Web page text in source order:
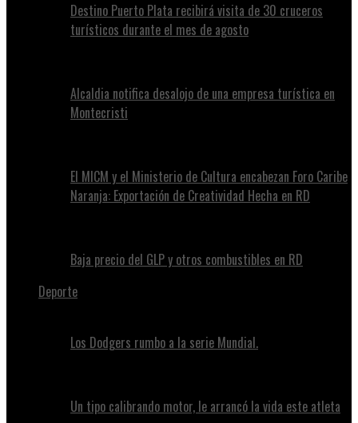
Destino Puerto Plata recibirá visita de 30 cruceros
turísticos durante el mes de agosto
Alcaldia notifica desalojo de una empresa turística en
Montecristi
El MICM y el Ministerio de Cultura encabezan Foro Caribe
Naranja: Exportación de Creatividad Hecha en RD
Baja precio del GLP y otros combustibles en RD
Deporte
Los Dodgers rumbo a la serie Mundial.
Un tipo calibrando motor, le arrancó la vida este atleta